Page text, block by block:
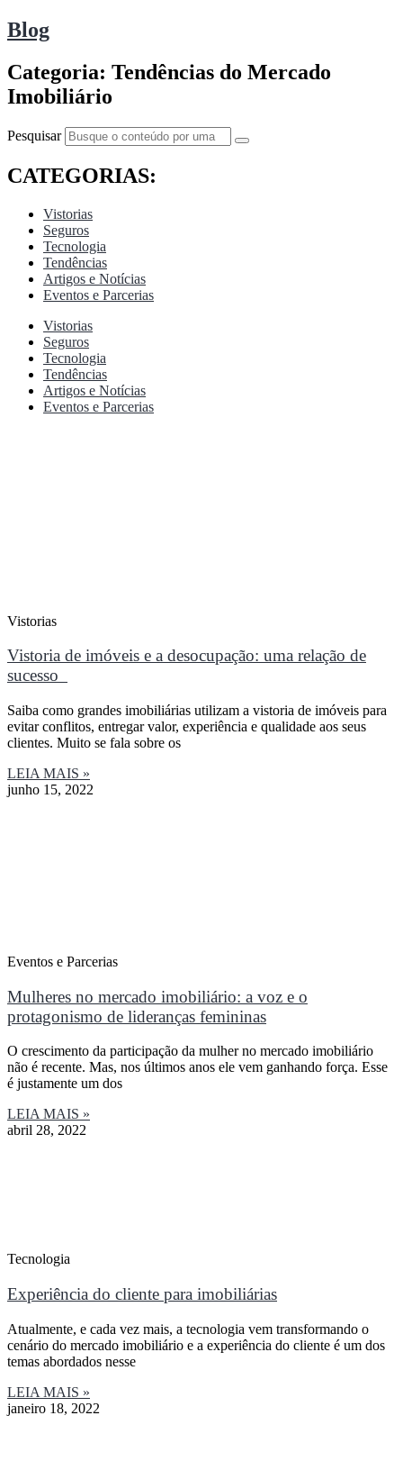
Blog
Categoria: Tendências do Mercado
Imobiliário
Pesquisar
CATEGORIAS:
Vistorias
Seguros
Tecnologia
Tendências
Artigos e Notícias
Eventos e Parcerias
Vistorias
Seguros
Tecnologia
Tendências
Artigos e Notícias
Eventos e Parcerias
Vistorias
Vistoria de imóveis e a desocupação: uma relação de
sucesso
Saiba como grandes imobiliárias utilizam a vistoria de imóveis para
evitar conflitos, entregar valor, experiência e qualidade aos seus
clientes. Muito se fala sobre os
LEIA MAIS »
junho 15, 2022
Eventos e Parcerias
Mulheres no mercado imobiliário: a voz e o
protagonismo de lideranças femininas
O crescimento da participação da mulher no mercado imobiliário
não é recente. Mas, nos últimos anos ele vem ganhando força. Esse
é justamente um dos
LEIA MAIS »
abril 28, 2022
Tecnologia
Experiência do cliente para imobiliárias
Atualmente, e cada vez mais, a tecnologia vem transformando o
cenário do mercado imobiliário e a experiência do cliente é um dos
temas abordados nesse
LEIA MAIS »
janeiro 18, 2022